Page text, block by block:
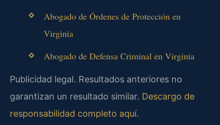
Abogado de Órdenes de Protección en
Virginia
Abogado de Defensa Criminal en Virginia
Publicidad legal. Resultados anteriores no
garantizan un resultado similar. Descargo de
responsabilidad completo aquí.